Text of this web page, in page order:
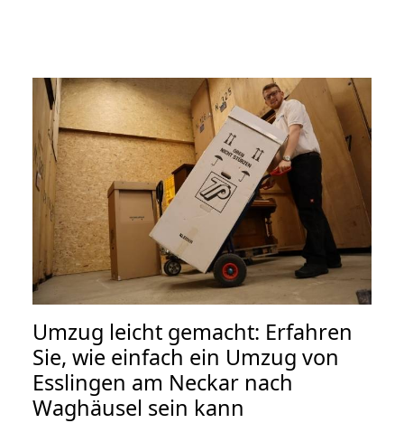
Umzug leicht gemacht: Erfahren
Sie, wie einfach ein Umzug von
Esslingen am Neckar nach
Waghäusel sein kann